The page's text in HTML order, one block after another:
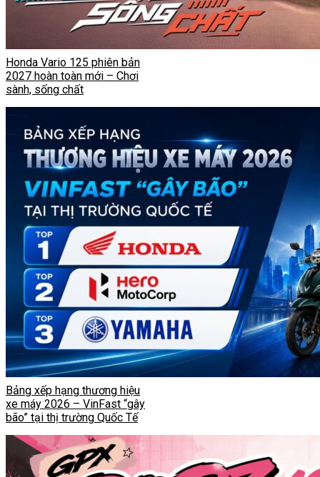
Honda Vario 125 phiên bản
2027 hoàn toàn mới – Chơi
sành, sống chất
Bảng xếp hạng thương hiệu
xe máy 2026 – VinFast “gây
bão” tại thị trường Quốc Tế